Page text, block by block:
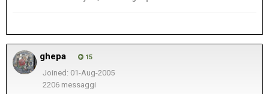
ghepa 15
Joined: 01-Aug-2005
2206 messaggi